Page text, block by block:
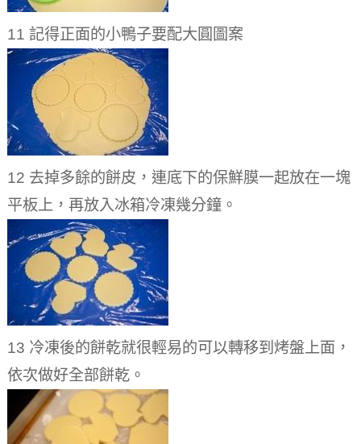
11 記得正面的小鴨子要配大圓圖案
12 去掉多餘的餅皮，連底下的保鮮膜一起放在一塊
平板上，再放入冰箱冷凍幾分鐘。
13 冷凍後的餅乾就很輕易的可以轉移到烤盤上面，
依次做好全部餅乾。